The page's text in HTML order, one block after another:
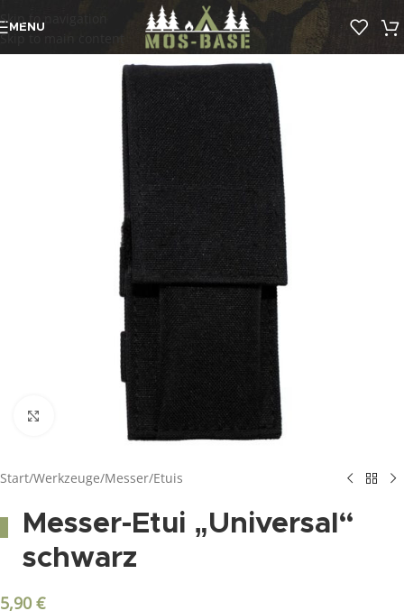
Skip to navigation
Skip to main content
MENU
Click to enlarge
Start/Werkzeuge/Messer/Etuis
Messer-Etui „Universal“
schwarz
5,90 €